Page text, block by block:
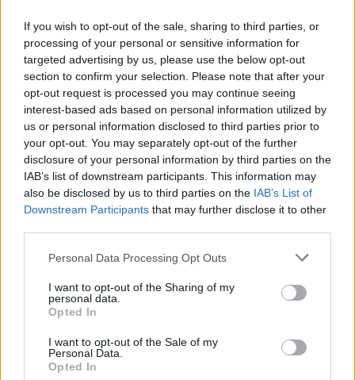
If you wish to opt-out of the sale, sharing to third parties, or
processing of your personal or sensitive information for
targeted advertising by us, please use the below opt-out
section to confirm your selection. Please note that after your
opt-out request is processed you may continue seeing
interest-based ads based on personal information utilized by
us or personal information disclosed to third parties prior to
your opt-out. You may separately opt-out of the further
disclosure of your personal information by third parties on the
IAB’s list of downstream participants. This information may
also be disclosed by us to third parties on the IAB’s List of
Downstream Participants that may further disclose it to other
Personal Data Processing Opt Outs
I want to opt-out of the Sharing of my
personal data.
Opted In
I want to opt-out of the Sale of my
Personal Data.
Opted In